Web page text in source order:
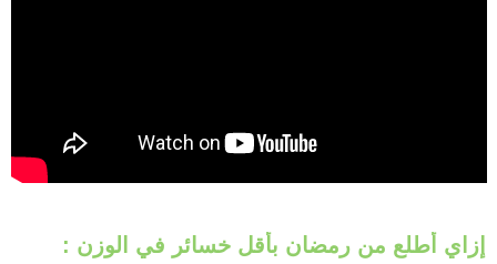
إزاي أطلع من رمضان بأقل خسائر في الوزن :